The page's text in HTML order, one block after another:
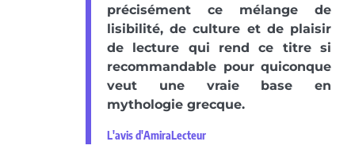
précisément ce mélange de
lisibilité, de culture et de plaisir
de lecture qui rend ce titre si
recommandable pour quiconque
veut une vraie base en
mythologie grecque.
L'avis d'AmiraLecteur